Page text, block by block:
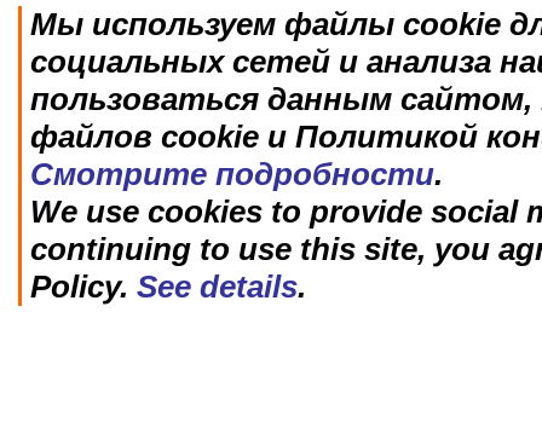
Мы используем файлы cookie
социальных сетей и анализа
пользоваться данным
файлов cookie и Политикой
Смотрите подробности.
We use cookies to provide social
continuing to use this site, you
Policy. See details.